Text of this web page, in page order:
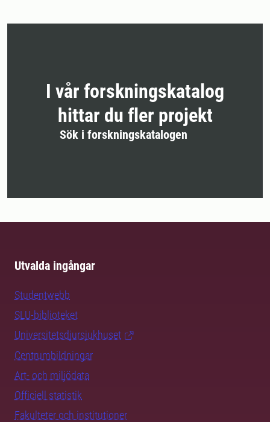
I vår forskningskatalog
hittar du fler projekt
Sök i forskningskatalogen
Utvalda ingångar
Studentwebb
SLU-biblioteket
Universitetsdjursjukhuset
Centrumbildningar
Art- och miljödata
Officiell statistik
Fakulteter och institutioner